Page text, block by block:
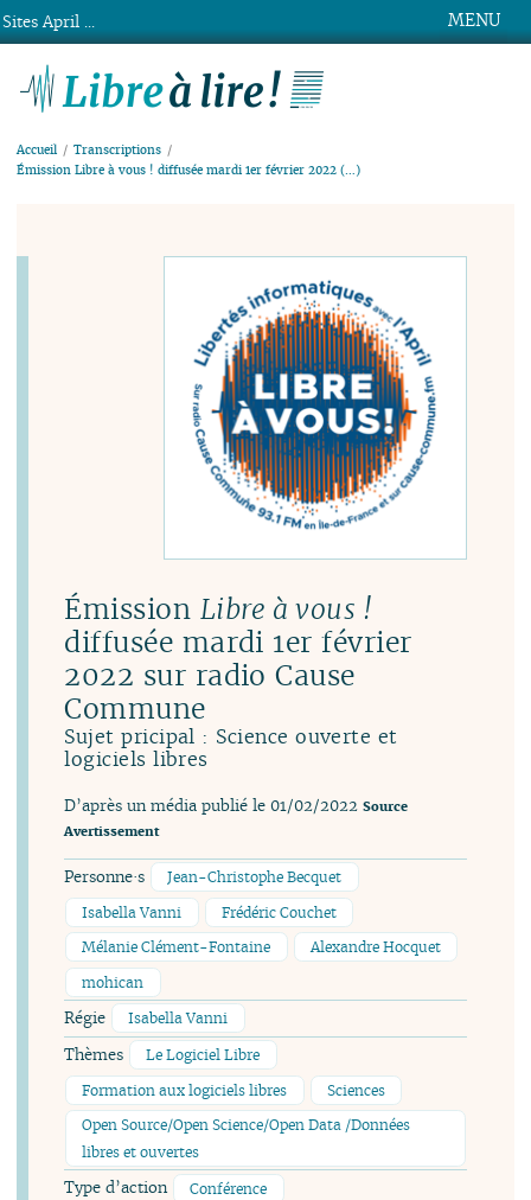
MENU
Accueil
Transcriptions
Émission Libre à vous ! diffusée mardi 1er février 2022 (…)
Émission Libre à vous !
diffusée mardi 1er février
2022 sur radio Cause
Commune
Sujet pricipal : Science ouverte et
logiciels libres
D’après un média publié le 01/02/2022 Source
Avertissement
Personne·s
Jean-Christophe Becquet
Isabella Vanni
Frédéric Couchet
Mélanie Clément-Fontaine
Alexandre Hocquet
mohican
Régie Isabella Vanni
Thèmes
Le Logiciel Libre
Formation aux logiciels libres
Sciences
Open Source/Open Science/Open Data /Données
libres et ouvertes
Type d’action Conférence
Sites April ...